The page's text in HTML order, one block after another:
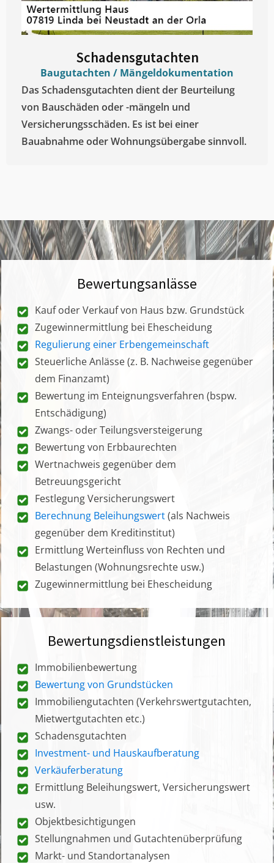
Schadensgutachten
Baugutachten / Mängeldokumentation
Das Schadensgutachten dient der Beurteilung
von Bauschäden oder -mängeln und
Versicherungsschäden. Es ist bei einer
Bauabnahme oder Wohnungsübergabe sinnvoll.
Bewertungsanlässe
Kauf oder Verkauf von Haus bzw. Grundstück
Zugewinnermittlung bei Ehescheidung
Regulierung einer Erbengemeinschaft
Steuerliche Anlässe (z. B. Nachweise gegenüber
dem Finanzamt)
Bewertung im Enteignungsverfahren (bspw.
Entschädigung)
Zwangs- oder Teilungsversteigerung
Bewertung von Erbbaurechten
Wertnachweis gegenüber dem
Betreuungsgericht
Festlegung Versicherungswert
Berechnung Beleihungswert(als Nachweis
gegenüber dem Kreditinstitut)
Ermittlung Werteinfluss von Rechten und
Belastungen (Wohnungsrechte usw.)
Zugewinnermittlung bei Ehescheidung
Bewertungsdienstleistungen
Immobilienbewertung
Bewertung von Grundstücken
Immobiliengutachten (Verkehrswertgutachten,
Mietwertgutachten etc.)
Schadensgutachten
Investment- und Hauskaufberatung
Verkäuferberatung
Ermittlung Beleihungswert, Versicherungswert
usw.
Objektbesichtigungen
Stellungnahmen und Gutachtenüberprüfung
Markt- und Standortanalysen